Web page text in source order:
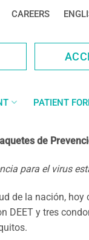
CAREERS
PATIENT
de
para el virus
de la nación,
y tres